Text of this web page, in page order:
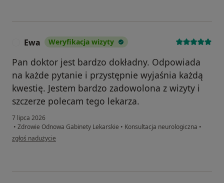
Ewa Weryfikacja wizyty
Pan doktor jest bardzo dokładny. Odpowiada
na każde pytanie i przystępnie wyjaśnia każdą
kwestię. Jestem bardzo zadowolona z wizyty i
szczerze polecam tego lekarza.
7 lipca 2026
• Zdrowie Odnowa Gabinety Lekarskie • Konsultacja neurologiczna •
w opinii użytkownika Ewa
zgłoś nadużycie